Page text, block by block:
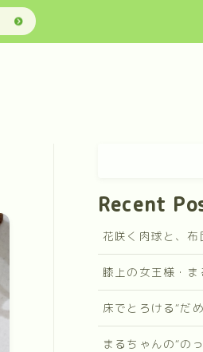
Recent
花咲く肉球と、
膝上の女王様・ま
床でとろける“だ
まるちゃんの“の